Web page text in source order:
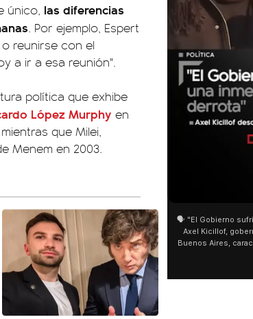
único, las diferencias
. Por ejemplo, Espert
reunirse con el
a ir a esa reunión".
política que exhibe
López Murphy en
que Milei,
Menem en 2003.
🗣️ "El Gobierno sufrió una inmensa derrota" 🎙️
Axel Kicillof, gobernador de la Provincia de
Buenos Aires, caracterizó el proyecto de Ley
de Inviolabilidad de la Propiedad Privada
como "una lista sábana con temas nefastos"
y destacó "la movilización popular". 📌 La
declaración fue desde el santuario de San
Cayetano, donde también advirtió que "la
sociedad no solo sufre porque no llega sino